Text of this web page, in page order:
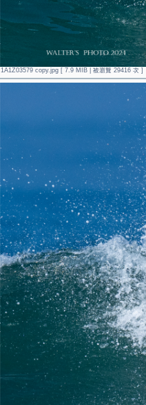
1A1Z03579 copy.jpg [ 7.9 MIB | 被瀏覽 29416 次 ]